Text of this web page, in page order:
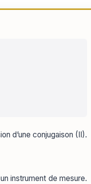
d’une conjugaison (II).
instrument de mesure.